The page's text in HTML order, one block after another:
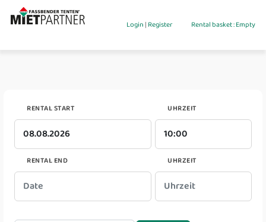
Login|Register Rental basket : Empty
RENTAL START UHRZEIT
RENTAL END UHRZEIT